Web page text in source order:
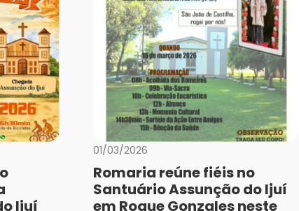
Ijuí
01/03/2026
Romaria reúne fiéis no
Santuário Assunção do Ijuí
em Roque Gonzales neste